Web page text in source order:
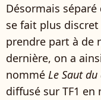
Désormais
se fait plus
prendre part à de
dernière, on a
nommé Le Saut
diffusé sur TF1 en